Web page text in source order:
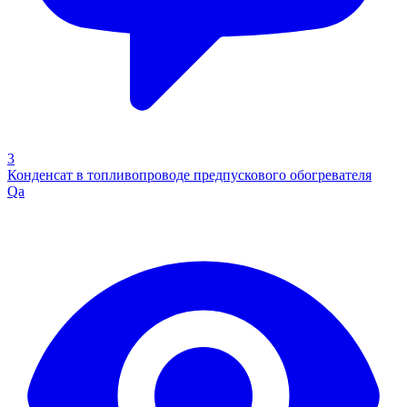
3
Конденсат в топливопроводе предпускового обогревателя
Qa